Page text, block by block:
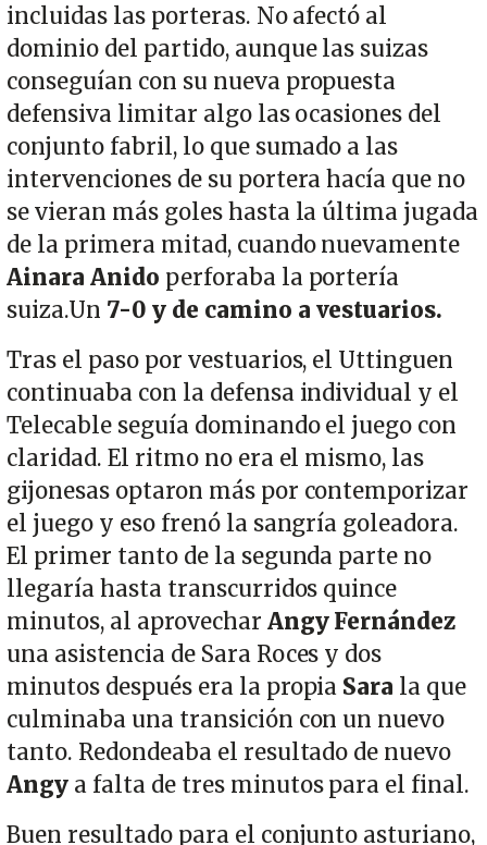
incluidas las porteras. No afectó al
dominio del partido, aunque las suizas
conseguían con su nueva propuesta
defensiva limitar algo las ocasiones del
conjunto fabril, lo que sumado a las
intervenciones de su portera hacía que no
se vieran más goles hasta la última jugada
de la primera mitad, cuando nuevamente
Ainara Anido perforaba la portería
suiza.Un 7-0 y de camino a vestuarios.
Tras el paso por vestuarios, el Uttinguen
continuaba con la defensa individual y el
Telecable seguía dominando el juego con
claridad. El ritmo no era el mismo, las
gijonesas optaron más por contemporizar
el juego y eso frenó la sangría goleadora.
El primer tanto de la segunda parte no
llegaría hasta transcurridos quince
minutos, al aprovechar Angy Fernández
una asistencia de Sara Roces y dos
minutos después era la propia Sara la que
culminaba una transición con un nuevo
tanto. Redondeaba el resultado de nuevo
Angya falta de tres minutos para el final.
Buen resultado para el conjunto asturiano,